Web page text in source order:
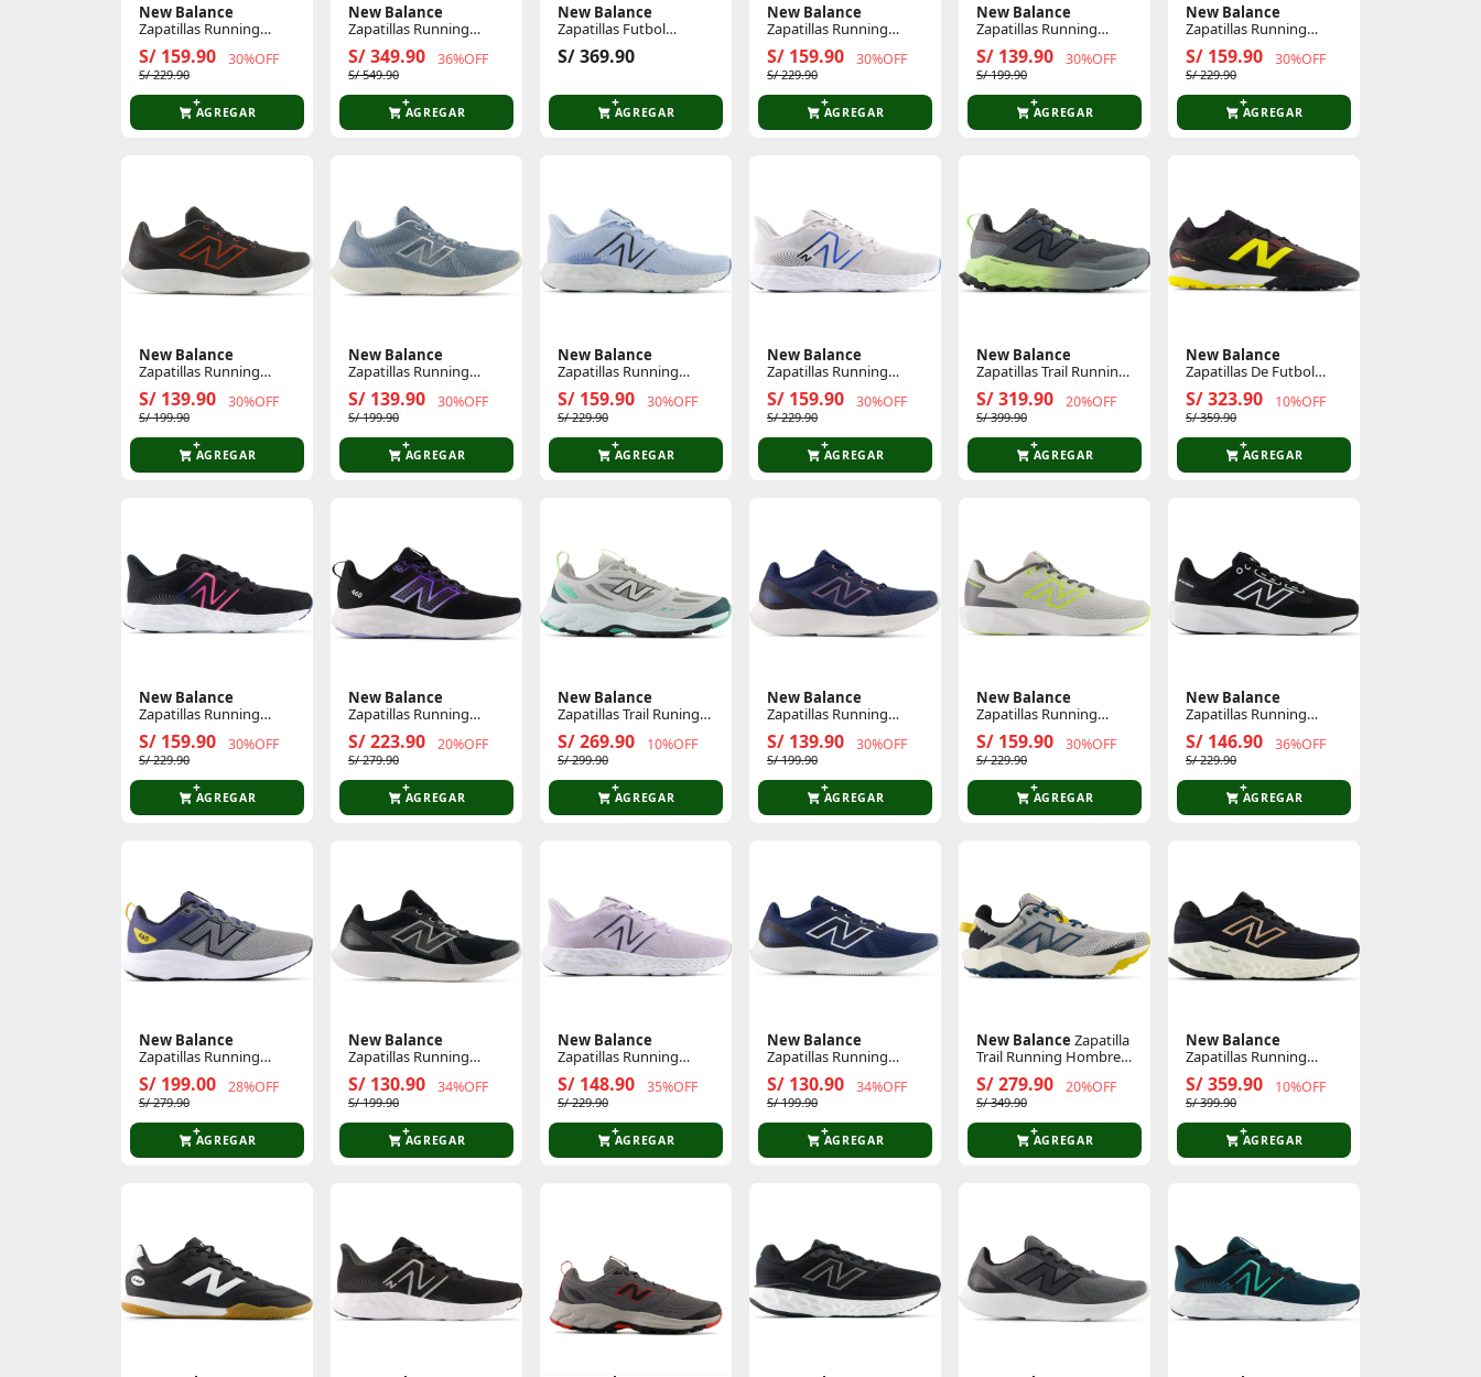
New Balance
Zapatillas Running
S/ 159.90 30%OFF
S/ 229.90
AGREGAR
New Balance
Zapatillas Running
S/ 349.90 36%OFF
S/ 549.90
AGREGAR
New Balance
Zapatillas Futbol
S/ 369.90
AGREGAR
New Balance
Zapatillas Running
S/ 159.90 30%OFF
S/ 229.90
AGREGAR
New Balance
Zapatillas Running
S/ 139.90 30%OFF
S/ 199.90
AGREGAR
New Balance
Zapatillas Running
S/ 159.90 30%OFF
S/ 229.90
AGREGAR
New Balance
Zapatillas Running
Hombre 430
S/ 139.90 30%OFF
S/ 199.90
AGREGAR
New Balance
Zapatillas Running
Mujer 430
S/ 139.90 30%OFF
S/ 199.90
AGREGAR
New Balance
Zapatillas Running
Mujer 411
S/ 159.90 30%OFF
S/ 229.90
AGREGAR
New Balance
Zapatillas Running
Hombre 411
S/ 159.90 30%OFF
S/ 229.90
AGREGAR
New Balance
Zapatillas Trail Running
Hombre Garoe
S/ 319.90 20%OFF
S/ 399.90
AGREGAR
New Balance
Zapatillas De Futbol
Hombre Tekela Team
Low Tf V5
S/ 323.90 10%OFF
S/ 359.90
AGREGAR
New Balance
Zapatillas Running
Mujer 411
S/ 159.90 30%OFF
S/ 229.90
AGREGAR
New Balance
Zapatillas Running
Mujer 460
S/ 223.90 20%OFF
S/ 279.90
AGREGAR
New Balance
Zapatillas Trail Runing
Mujer 410
S/ 269.90 10%OFF
S/ 299.90
AGREGAR
New Balance
Zapatillas Running
Mujer 430
S/ 139.90 30%OFF
S/ 199.90
AGREGAR
New Balance
Zapatillas Running
Hombre 413
S/ 159.90 30%OFF
S/ 229.90
AGREGAR
New Balance
Zapatillas Running
Mujer 413
S/ 146.90 36%OFF
S/ 229.90
AGREGAR
New Balance
Zapatillas Running
Hombre 460 V4
S/ 199.00 28%OFF
S/ 279.90
AGREGAR
New Balance
Zapatillas Running
Hombre 430
S/ 130.90 34%OFF
S/ 199.90
AGREGAR
New Balance
Zapatillas Running
Mujer 411
S/ 148.90 35%OFF
S/ 229.90
AGREGAR
New Balance
Zapatillas Running
Hombre 430
S/ 130.90 34%OFF
S/ 199.90
AGREGAR
New Balance Zapatilla
Trail Running Hombre
Dynasoft Nitrel V6
S/ 279.90 20%OFF
S/ 349.90
AGREGAR
New Balance
Zapatillas Running
Mujer Evoz
S/ 359.90 10%OFF
S/ 399.90
AGREGAR